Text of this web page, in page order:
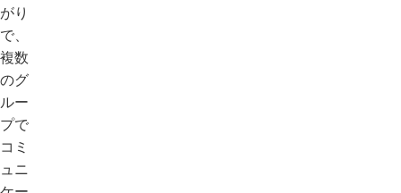
がり
で、
複数
のグ
ルー
プで
コミ
ュニ